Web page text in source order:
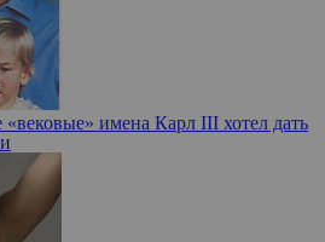
имена Карл III хотел дать